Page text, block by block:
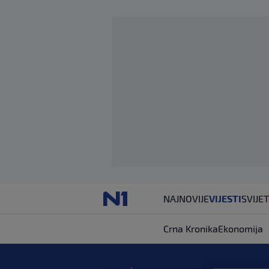
NAJNOVIJEVIJESTISVIJET
Crna KronikaEkonomija